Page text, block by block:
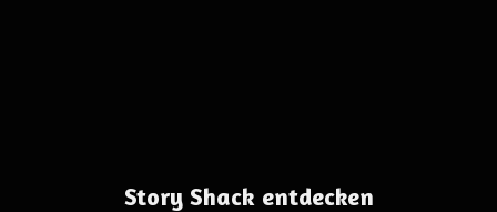
Story Shack entdecken